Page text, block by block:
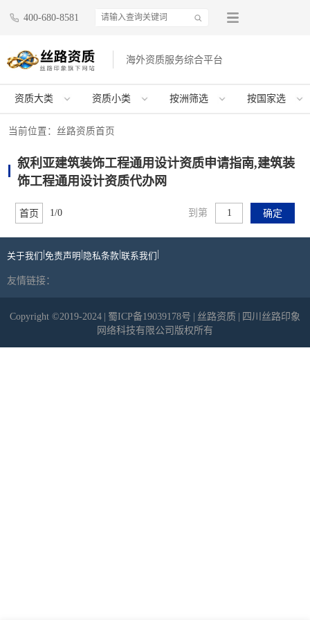
400-680-8581
海外资质服务综合平台
资质大类 资质小类 按洲筛选 按国家选
当前位置： 丝路资质首页
叙利亚建筑装饰工程通用设计资质申请指南,建筑装
饰工程通用设计资质代办网
首页 1/0 到第 确定
关于我们 免责声明 隐私条款 联系我们
友情链接：
Copyright ©2019-2024 蜀ICP备19039178号 丝路资质
四川丝路印象
网络科技有限公司版权所有